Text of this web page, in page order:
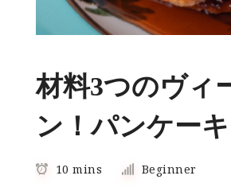
材料3つのヴィ
ン！パンケーキ
10 mins Beginner